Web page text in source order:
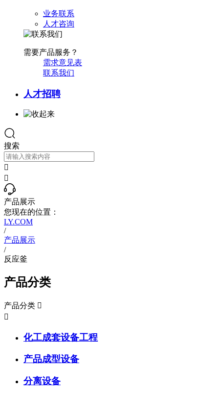
业务联系
人才咨询
需要产品服务？
需求意见表
联系我们
人才招聘
搜索


产品展示
您现在的位置：
LY.COM
/
产品展示
/
反应釜
产品分类
产品分类 

化工成套设备工程
产品成型设备
分离设备